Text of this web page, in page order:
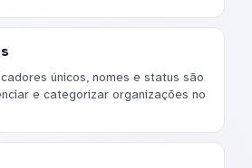
únicos, nomes e status são
e categorizar organizações no